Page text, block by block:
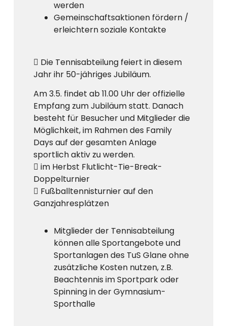
werden
Gemeinschaftsaktionen fördern /
erleichtern soziale Kontakte
 Die Tennisabteilung feiert in diesem
Jahr ihr 50-jähriges Jubiläum.
Am 3.5. findet ab 11.00 Uhr der offizielle
Empfang zum Jubiläum statt. Danach
besteht für Besucher und Mitglieder die
Möglichkeit, im Rahmen des Family
Days auf der gesamten Anlage
sportlich aktiv zu werden.
 im Herbst Flutlicht-Tie-Break-
Doppelturnier
 Fußballtennisturnier auf den
Ganzjahresplätzen
Mitglieder der Tennisabteilung
können alle Sportangebote und
Sportanlagen des TuS Glane ohne
zusätzliche Kosten nutzen, z.B.
Beachtennis im Sportpark oder
Spinning in der Gymnasium-
Sporthalle